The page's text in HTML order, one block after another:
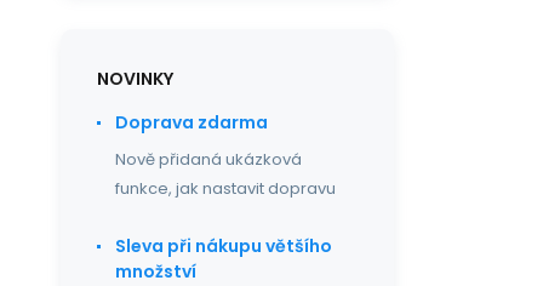
NOVINKY
Doprava zdarma
Nově přidaná ukázková
funkce, jak nastavit dopravu
Sleva při nákupu většího
množství